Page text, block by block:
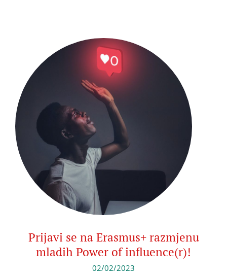
Prijavi se na Erasmus+ razmjenu
mladih Power of influence(r)!
02/02/2023